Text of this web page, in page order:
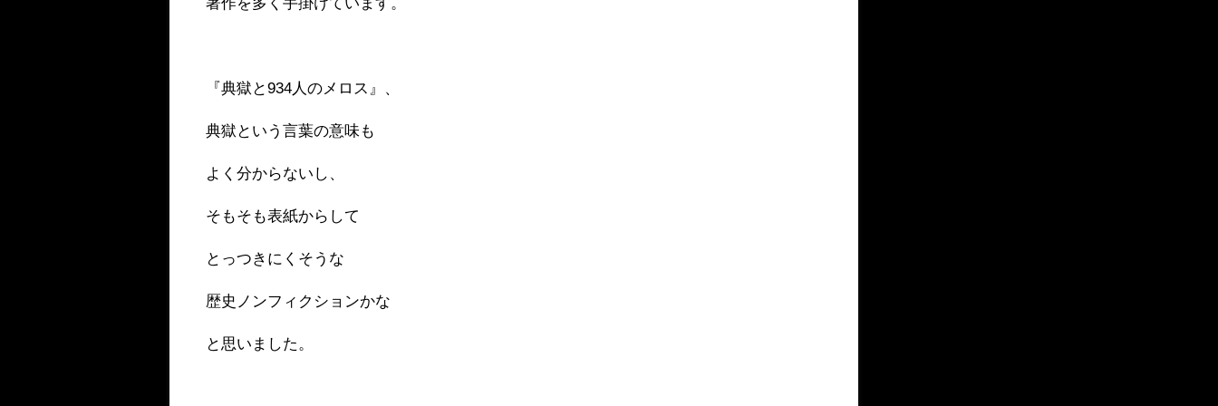
『典獄と934人のメロス』、
典獄という言葉の意味も
よく分からないし、
そもそも表紙からして
とっつきにくそうな
歴史ノンフィクションかな
と思いました。